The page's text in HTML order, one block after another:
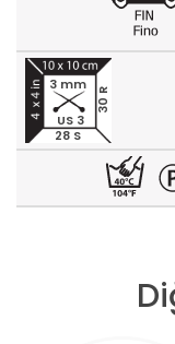
28 S
30 R
3 mm
US 3